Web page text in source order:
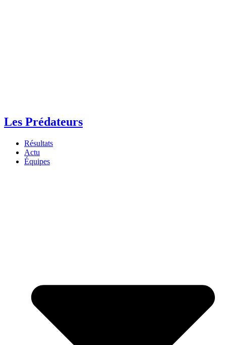
Les Prédateurs
Résultats
Actu
Équipes